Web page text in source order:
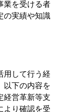
業を受ける者
の実績や知識
用して行う経
以下の内容を
経営革新等支
より確認を受